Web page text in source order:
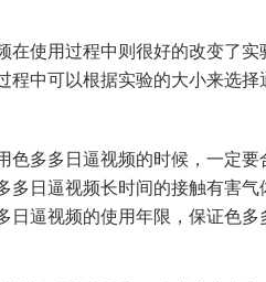
用过程中则很好的改变了实验
中可以根据实验的大小来选择通风
多日逼视频的时候，一定要
多日逼视频长时间的接触有害气
逼视频的使用年限，保证色多